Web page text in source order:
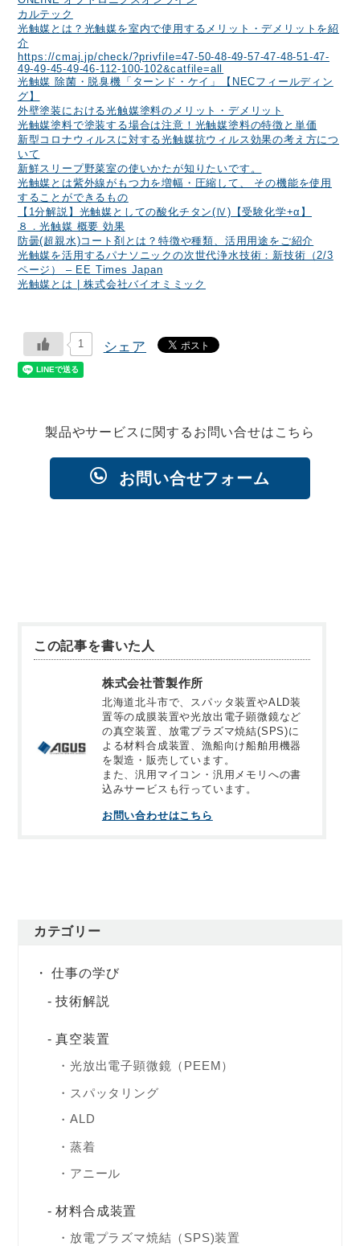
カルテック
光触媒とは？光触媒を室内で使用するメリット・デメリットを紹
介
https://cmaj.jp/check/?privfile=47-50-48-49-57-47-48-51-47-
49-49-45-49-46-112-100-102&catfile=all
光触媒 除菌・脱臭機「ターンド・ケイ」【NECフィールディン
グ】
外壁塗装における光触媒塗料のメリット・デメリット
光触媒塗料で塗装する場合は注意！光触媒塗料の特徴と単価
新型コロナウィルスに対する光触媒抗ウィルス効果の考え方につ
いて
新鮮スリープ野菜室の使いかたが知りたいです。
光触媒とは紫外線がもつ力を増幅・圧縮して、 その機能を使用
することができるもの
【1分解説】光触媒としての酸化チタン(Ⅳ)【受験化学+α】
８．光触媒 概要 効果
防曇(超親水)コート剤とは？特徴や種類、活用用途をご紹介
光触媒を活用するパナソニックの次世代浄水技術：新技術（2/3
ページ） – EE Times Japan
光触媒とは | 株式会社バイオミミック
1 シェア
製品やサービスに関するお問い合せはこちら
お問い合せフォーム
この記事を書いた人
株式会社菅製作所
北海道北斗市で、スパッタ装置やALD装
置等の成膜装置や光放出電子顕微鏡など
の真空装置、放電プラズマ焼結(SPS)に
よる材料合成装置、漁船向け船舶用機器
を製造・販売しています。
また、汎用マイコン・汎用メモリへの書
込みサービスも行っています。
お問い合わせはこちら
カテゴリー
仕事の学び
技術解説
真空装置
光放出電子顕微鏡（PEEM）
スパッタリング
ALD
蒸着
アニール
材料合成装置
放電プラズマ焼結（SPS)装置